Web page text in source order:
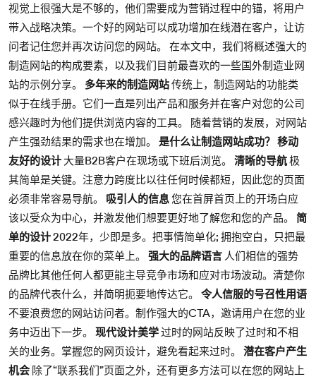
视觉上很强大是不够的，他们需要成为营销过程中的锚，将用户
带入战略决策。一个好的网站可以成功增加在线潜在客户，让访
问者记住您并再次访问您的网站。 在本文中，我们将概述强大的
制造网站的构成要素，以及我们目前最喜欢的一些国外制造业网
站的示例分享。 多年来的制造网站传统上，制造网站的功能类
似于在线手册。它们一直是列出产品和服务并在客户对您的公司
感兴趣时为他们提供浏览内容的工具。 随着营销的发展，对网站
产生强劲结果的需求也在增加。 是什么让制造网站成功？ 移动
友好的设计 大量B2B客户在现场或下班后浏览。 清晰的导航极
其简单是关键。注意力跨度比以往任何时候都短，因此您的页面
必须非常容易导航。 吸引人的信息您在首屏首页上的开场白应
该以受众为中心，并激发他们想要更好地了解您和您的产品。 简
单的设计2022年，少即是多。把事情简单化; 拥抱空白，只把最
重要的信息放在你的菜单上。 强大的品牌语言 人们相信的强势
品牌比其他任何人都更能主导竞争市场和应对市场波动。清楚你
的品牌代表什么，并简明扼要地传达它。 令人信服的号召性用语
不要浪费您的网站访问者。制作强大的CTA，邀请用户在您的业
务中迈出下一步。 现代设计美学过时的网站反映了过时和不相
关的业务。掌握您的网页设计，避免看起来过时。 潜在客户产生
机会 除了“联系我们”页面之外，还有更多方法可以在您的网站上